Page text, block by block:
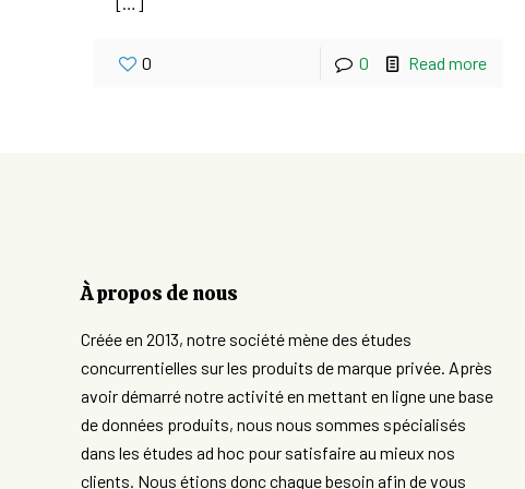
0 0 Read more
À propos de nous
Créée en 2013, notre société mène des études
concurrentielles sur les produits de marque privée. Après
avoir démarré notre activité en mettant en ligne une base
de données produits, nous nous sommes spécialisés
dans les études ad hoc pour satisfaire au mieux nos
clients. Nous étions donc chaque besoin afin de vous